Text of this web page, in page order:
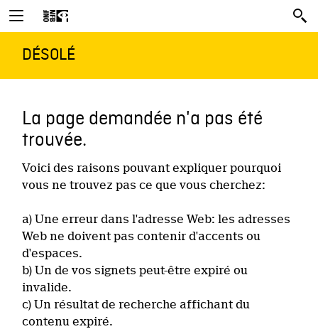
DÉSOLÉ
La page demandée n'a pas été
trouvée.
Voici des raisons pouvant expliquer pourquoi
vous ne trouvez pas ce que vous cherchez:
a) Une erreur dans l'adresse Web: les adresses
Web ne doivent pas contenir d'accents ou
d'espaces.
b) Un de vos signets peut-être expiré ou
invalide.
c) Un résultat de recherche affichant du
contenu expiré.